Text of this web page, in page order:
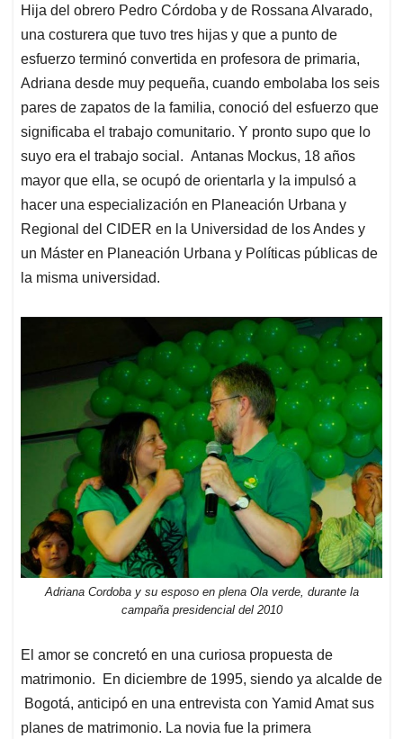
Hija del obrero Pedro Córdoba y de Rossana Alvarado,
una costurera que tuvo tres hijas y que a punto de
esfuerzo terminó convertida en profesora de primaria,
Adriana desde muy pequeña, cuando embolaba los seis
pares de zapatos de la familia, conoció del esfuerzo que
significaba el trabajo comunitario. Y pronto supo que lo
suyo era el trabajo social. Antanas Mockus, 18 años
mayor que ella, se ocupó de orientarla y la impulsó a
hacer una especialización en Planeación Urbana y
Regional del CIDER en la Universidad de los Andes y
un Máster en Planeación Urbana y Políticas públicas de
la misma universidad.
Adriana Cordoba y su esposo en plena Ola verde, durante la
campaña presidencial del 2010
El amor se concretó en una curiosa propuesta de
matrimonio. En diciembre de 1995, siendo ya alcalde de
Bogotá, anticipó en una entrevista con Yamid Amat sus
planes de matrimonio. La novia fue la primera